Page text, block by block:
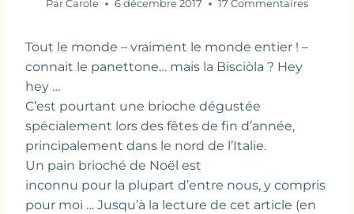
Par Carole 6 décembre 2017 17 Commentaires
Tout le monde – vraiment le monde entier ! –
connait le panettone… mais la Bisciòla ? Hey
hey …
C’est pourtant une brioche dégustée
spécialement lors des fêtes de fin d’année,
principalement dans le nord de l’Italie.
Un pain brioché de Noël est
inconnu pour la plupart d’entre nous, y compris
pour moi … Jusqu’à la lecture de cet article (en